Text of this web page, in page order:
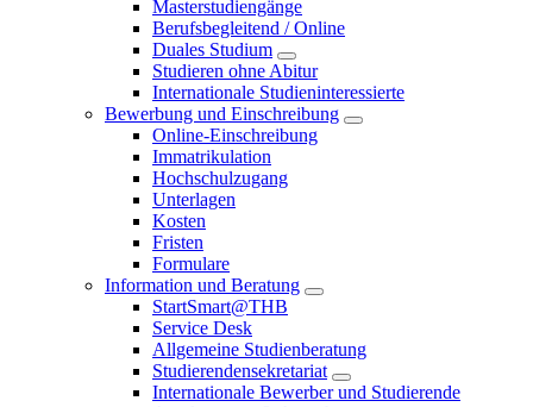
Masterstudiengänge
Berufsbegleitend / Online
Duales Studium
Studieren ohne Abitur
Internationale Studieninteressierte
Bewerbung und Einschreibung
Online-Einschreibung
Immatrikulation
Hochschulzugang
Unterlagen
Kosten
Fristen
Formulare
Information und Beratung
StartSmart@THB
Service Desk
Allgemeine Studienberatung
Studierendensekretariat
Internationale Bewerber und Studierende